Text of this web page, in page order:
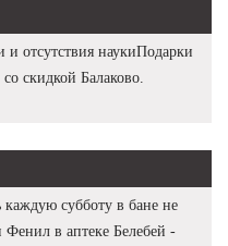
отсутствия наукиПодарки
скидкой Балаково.
каждую субботу в бане не
Фенил в аптеке Белебей -